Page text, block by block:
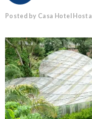
Posted by Casa Hotel